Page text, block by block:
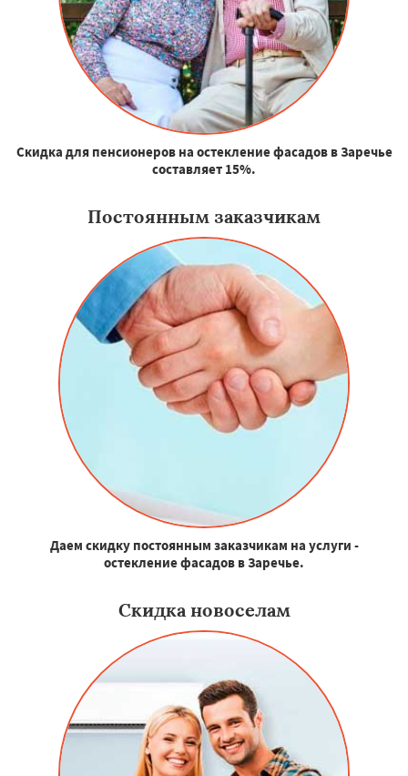
Скидка для пенсионеров на остекление фасадов в Заречье
составляет 15%.
Постоянным заказчикам
Даем скидку постоянным заказчикам на услуги -
остекление фасадов в Заречье.
Скидка новоселам